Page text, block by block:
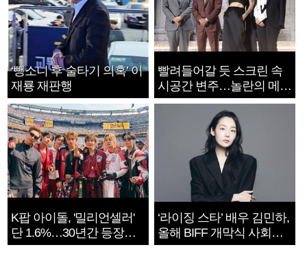
‘뺑소니 후 술타기 의혹’ 이
재룡 재판행
빨려들어갈 듯 스크린 속
시공간 변주…놀란의 메시
지는 ‘전쟁 속죄’
K팝 아이돌, '밀리언셀러'
단 1.6%…30년간 등장
1182개팀 전수조사
‘라이징 스타’ 배우 김민하,
올해 BIFF 개막식 사회자
확정